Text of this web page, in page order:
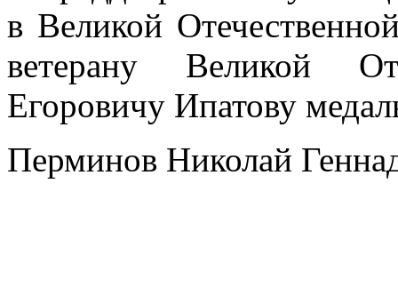
в Великой
ветерану Великой
Егоровичу Ипатову
Перминов Николай